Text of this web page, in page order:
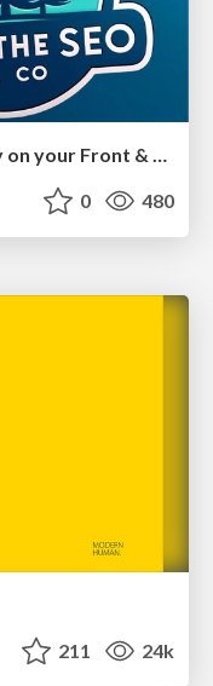
How to audit for AI Accessibility on your Front & Back End
0 480
211 24k